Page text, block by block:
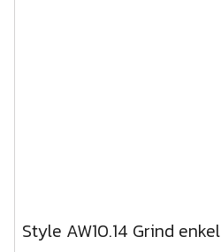
Style AW10.14 Grind enkel